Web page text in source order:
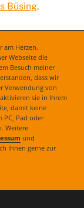
am Herzen.
Webseite die
Besuch meiner
dass wir
Verwendung von
sie in Ihrem
damit keine
PC, Pad oder
Weitere
und
Ihnen gerne zur
Büsing,
e.V.